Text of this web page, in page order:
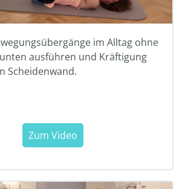
im Alltag ohne
ausführen und Kräftigung
Scheidenwand.